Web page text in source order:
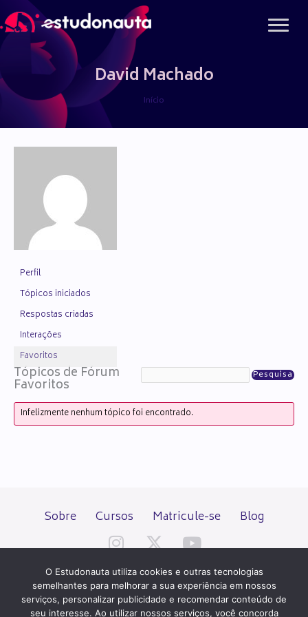
para
conteúdo
David Machado
Início
Perfil
Tópicos iniciados
Respostas criadas
Interações
Favoritos
Tópicos de Fórum
Favoritos
Infelizmente nenhum tópico foi encontrado.
Sobre Cursos Matricule-se Blog
O Estudonauta utiliza cookies e outras tecnologias
semelhantes para melhorar a sua experiência em nossos
serviços, personalizar publicidade e recomendar conteúdo de
seu interesse. Ao utilizar nossos serviços, você concorda